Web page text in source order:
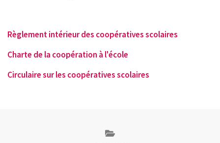
Règlement intérieur des coopératives scolaires
Charte de la coopération à l'école
Circulaire sur les coopératives scolaires